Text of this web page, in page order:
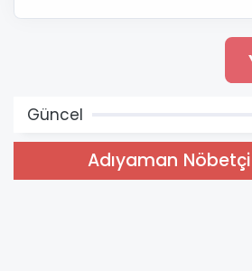
Güncel
Adıyaman